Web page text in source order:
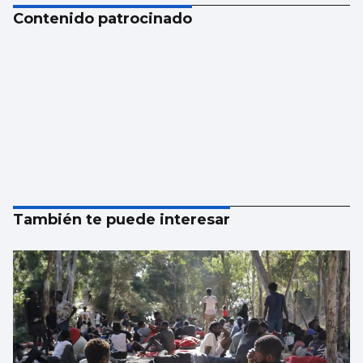
Contenido patrocinado
También te puede interesar